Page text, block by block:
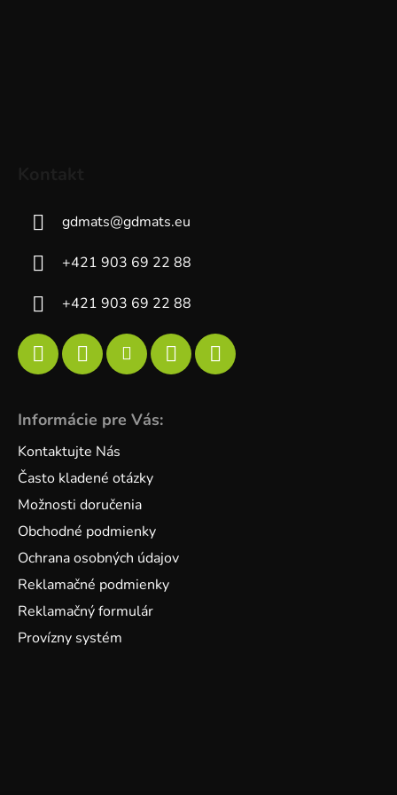
gdmats@gdmats.eu
+421 903 69 22 88
+421 903 69 22 88
Informácie pre Vás:
Kontaktujte Nás
Často kladené otázky
Možnosti doručenia
Obchodné podmienky
Ochrana osobných údajov
Reklamačné podmienky
Reklamačný formulár
Provízny systém